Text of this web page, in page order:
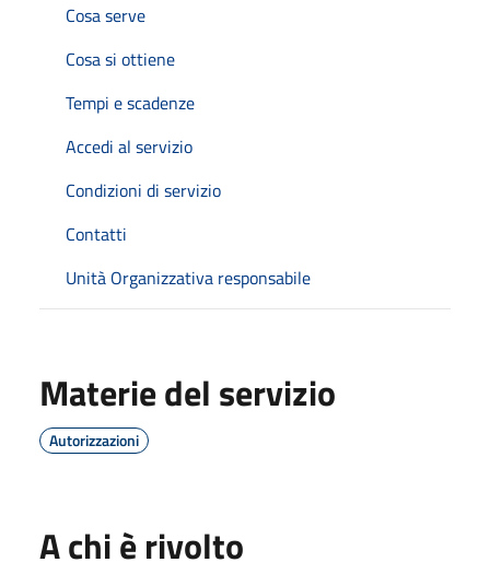
Cosa serve
Cosa si ottiene
Tempi e scadenze
Accedi al servizio
Condizioni di servizio
Contatti
Unità Organizzativa responsabile
Materie del servizio
Autorizzazioni
A chi è rivolto